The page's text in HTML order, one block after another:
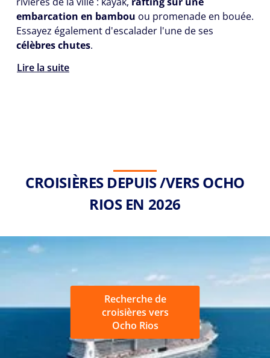
embarcation en bambou ou promenade en bouée.
Essayez également d'escalader l'une de ses
célèbres chutes.
Lire la suite
CROISIÈRES DEPUIS /VERS OCHO
RIOS EN 2026
Recherche de
croisières vers
Ocho Rios